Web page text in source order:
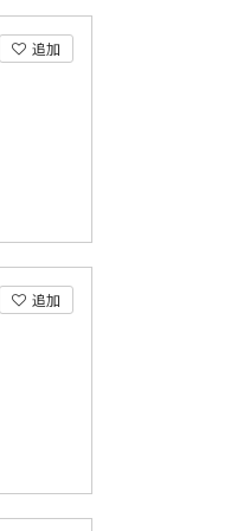
追加
追加